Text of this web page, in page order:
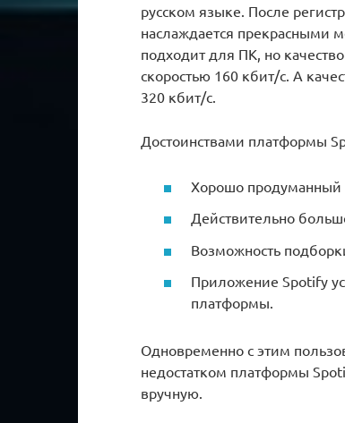
русском языке. После
наслаждается прекрасными
подходит для ПК, но
скоростью 160 кбит/с. А
320 кбит/с.
Достоинствами платформы
Хорошо продуманный
Действительно
Возможность
Приложение Spotify
платформы.
Одновременно с этим
недостатком платформы
вручную.